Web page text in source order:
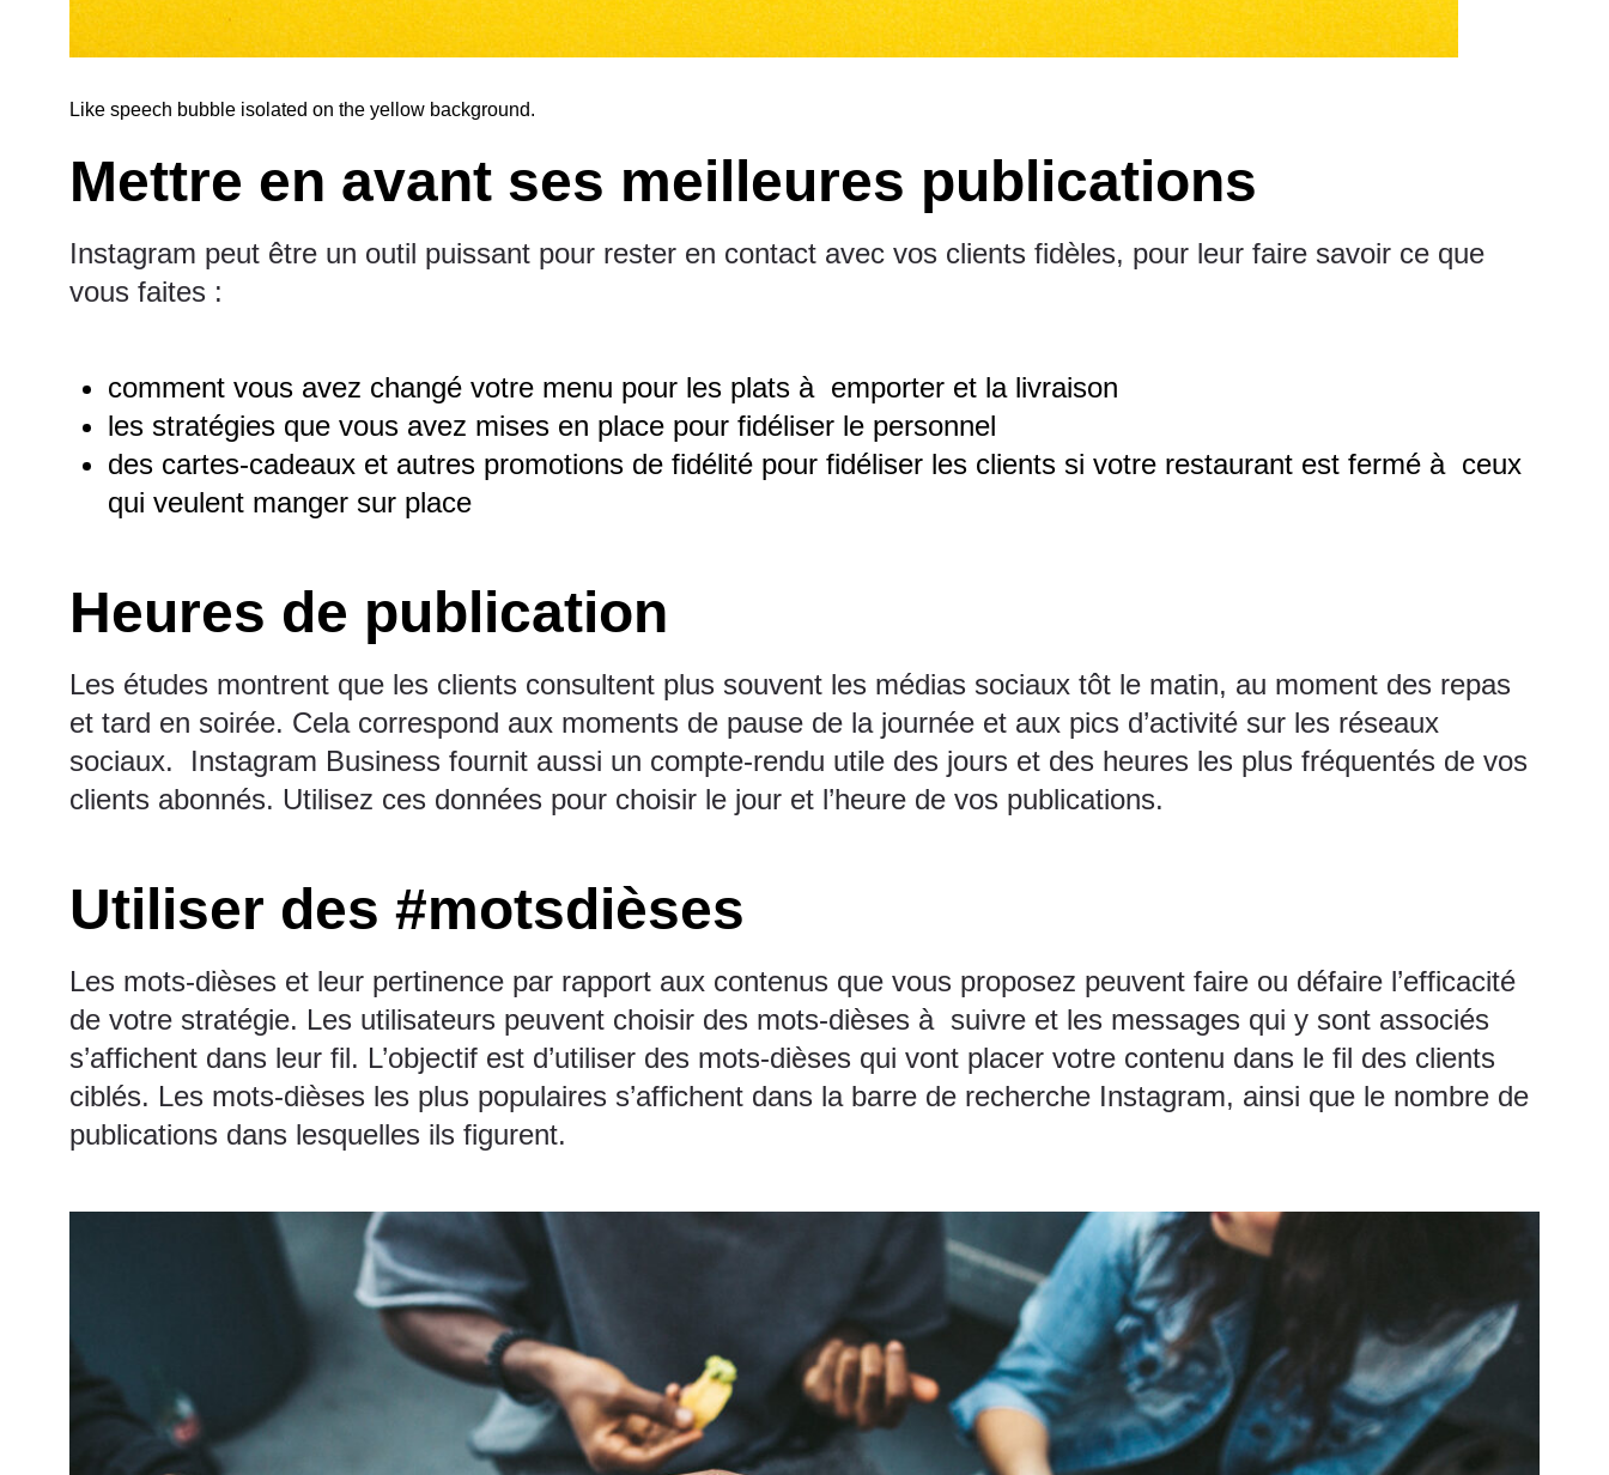
Like speech bubble isolated on the yellow background.
Mettre en avant ses meilleures publications
Instagram peut être un outil puissant pour rester en contact avec vos clients fidèles, pour leur faire savoir ce que
vous faites :
comment vous avez changé votre menu pour les plats à emporter et la livraison
les stratégies que vous avez mises en place pour fidéliser le personnel
des cartes-cadeaux et autres promotions de fidélité pour fidéliser les clients si votre restaurant est fermé à ceux
qui veulent manger sur place
Heures de publication
Les études montrent que les clients consultent plus souvent les médias sociaux tôt le matin, au moment des repas
et tard en soirée. Cela correspond aux moments de pause de la journée et aux pics d’activité sur les réseaux
sociaux. Instagram Business fournit aussi un compte-rendu utile des jours et des heures les plus fréquentés de vos
clients abonnés. Utilisez ces données pour choisir le jour et l’heure de vos publications.
Utiliser des #motsdièses
Les mots-dièses et leur pertinence par rapport aux contenus que vous proposez peuvent faire ou défaire l’efficacité
de votre stratégie. Les utilisateurs peuvent choisir des mots-dièses à suivre et les messages qui y sont associés
s’affichent dans leur fil. L’objectif est d’utiliser des mots-dièses qui vont placer votre contenu dans le fil des clients
ciblés. Les mots-dièses les plus populaires s’affichent dans la barre de recherche Instagram, ainsi que le nombre de
publications dans lesquelles ils figurent.